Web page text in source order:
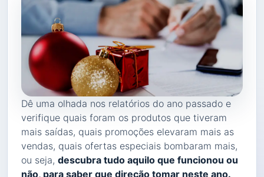
Dê uma olhada nos relatórios do ano passado e
verifique quais foram os produtos que tiveram
mais saídas, quais promoções elevaram mais as
vendas, quais ofertas especiais bombaram mais,
ou seja, descubra tudo aquilo que funcionou ou
não, para saber que direção tomar neste ano.